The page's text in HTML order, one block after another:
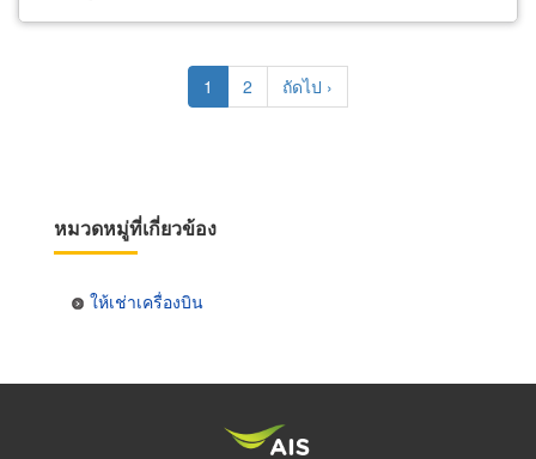
Current
page
1 Page
2
Next
page
ถัดไป ›
หมวดหมู่ที่เกี่ยวข้อง
ให้เช่าเครื่องบิน